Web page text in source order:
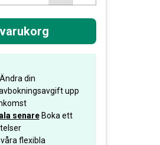
Ändra din
upp
senareBoka ett
flexibla